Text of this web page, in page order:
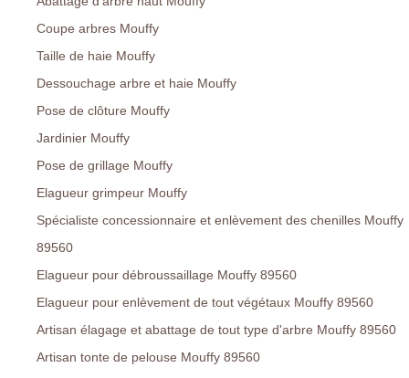
Coupe arbres Mouffy
Taille de haie Mouffy
Dessouchage arbre et haie Mouffy
Pose de clôture Mouffy
Jardinier Mouffy
Pose de grillage Mouffy
Elagueur grimpeur Mouffy
Spécialiste concessionnaire et enlèvement des chenilles Mouffy
89560
Elagueur pour débroussaillage Mouffy 89560
Elagueur pour enlèvement de tout végétaux Mouffy 89560
Artisan élagage et abattage de tout type d'arbre Mouffy 89560
Artisan tonte de pelouse Mouffy 89560